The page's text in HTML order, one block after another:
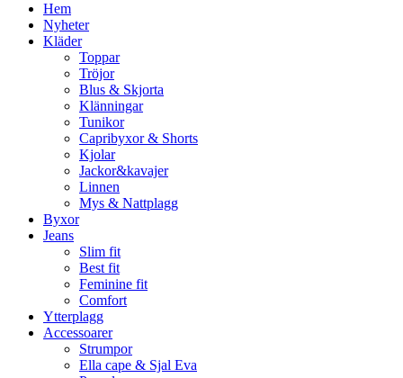
Hem
Nyheter
Kläder
Toppar
Tröjor
Blus & Skjorta
Klänningar
Tunikor
Capribyxor & Shorts
Kjolar
Jackor&kavajer
Linnen
Mys & Nattplagg
Byxor
Jeans
Slim fit
Best fit
Feminine fit
Comfort
Ytterplagg
Accessoarer
Strumpor
Ella cape & Sjal Eva